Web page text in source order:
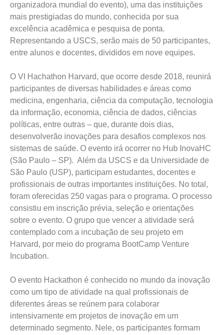
organizadora mundial do evento), uma das instituições
mais prestigiadas do mundo, conhecida por sua
excelência acadêmica e pesquisa de ponta.
Representando a USCS, serão mais de 50 participantes,
entre alunos e docentes, divididos em nove equipes.
O VI Hachathon Harvard, que ocorre desde 2018, reunirá
participantes de diversas habilidades e áreas como
medicina, engenharia, ciência da computação, tecnologia
da informação, economia, ciência de dados, ciências
políticas, entre outras – que, durante dois dias,
desenvolverão inovações para desafios complexos nos
sistemas de saúde. O evento irá ocorrer no Hub InovaHC
(São Paulo – SP). Além da USCS e da Universidade de
São Paulo (USP), participam estudantes, docentes e
profissionais de outras importantes instituições. No total,
foram oferecidas 250 vagas para o programa. O processo
consistiu em inscrição prévia, seleção e orientações
sobre o evento. O grupo que vencer a atividade será
contemplado com a incubação de seu projeto em
Harvard, por meio do programa BootCamp Venture
Incubation.
O evento Hackathon é conhecido no mundo da inovação
como um tipo de atividade na qual profissionais de
diferentes áreas se reúnem para colaborar
intensivamente em projetos de inovação em um
determinado segmento. Nele, os participantes formam